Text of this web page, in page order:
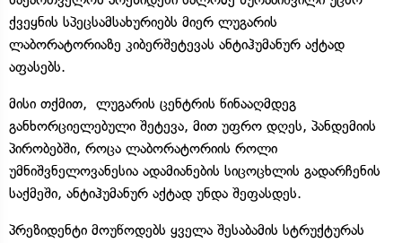
ქვეყნის სპეცსამსახურიებს მიერ ლუგარის
ლაბორატორიაზე კიბერშეტევას ანტიჰუმანურ აქტად
აფასებს.
მისი თქმით, ლუგარის ცენტრის წინააღმდეგ
განხორციელებული შეტევა, მით უფრო დღეს, პანდემიის
პირობებში, როცა ლაბორატორიის როლი
უმნიშვნელოვანესია ადამიანების სიცოცხლის გადარჩენის
საქმეში, ანტიჰუმანურ აქტად უნდა შეფასდეს.
პრეზიდენტი მოუწოდებს ყველა შესაბამის სტრუქტურას